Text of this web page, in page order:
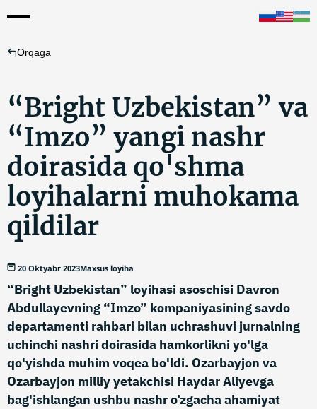
Orqaga
“Bright Uzbekistan” va
“Imzo” yangi nashr
doirasida qo'shma
loyihalarni muhokama
qildilar
20 Oktyabr 2023Maxsus loyiha
“Bright Uzbekistan” loyihasi asoschisi Davron
Abdullayevning “Imzo” kompaniyasining savdo
departamenti rahbari bilan uchrashuvi jurnalning
uchinchi nashri doirasida hamkorlikni yo'lga
qo'yishda muhim voqea bo'ldi. Ozarbayjon va
Ozarbayjon milliy yetakchisi Haydar Aliyevga
bag'ishlangan ushbu nashr o’zgacha ahamiyat